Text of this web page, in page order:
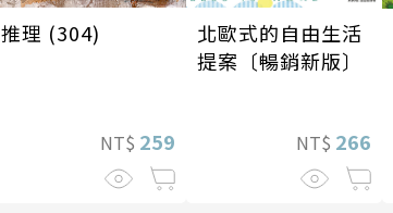
推理 (304)
NT$ 259
北歐式的自由生活
提案〔暢銷新版〕
NT$ 266